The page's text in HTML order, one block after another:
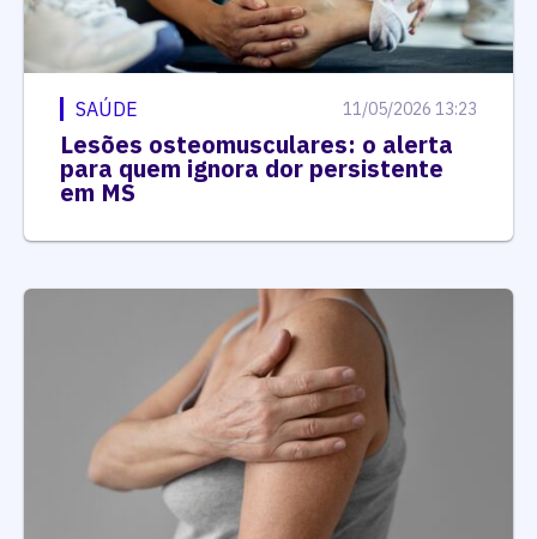
SAÚDE 11/05/2026 13:23
Lesões osteomusculares: o alerta
para quem ignora dor persistente
em MS